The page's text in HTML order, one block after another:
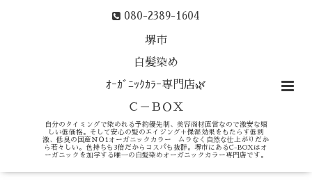
080-2389-1604
堺市
白髪染め
ｵｰｶﾞﾆｯｸｶﾗｰ専門店🌿
Ｃ－ＢＯＸ
自分のタイミングで染めれる予約優先制、美容商材直営なので激安な嬉
しい低価格。そして安心の髪のエイジング＋保湿効果をもたらす低刺
激、低臭の国産ＮＯ1オーガニックカラー ムラなく自然な仕上がりだか
ら若々しい。色持ちも3倍だからコスパも抜群。堺市にあるC-BOXはオ
ーガニックを加学する唯一の白髪染めオーガニックカラー専門店です。